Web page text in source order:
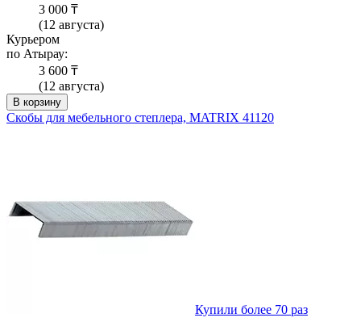
3 000 ₸
(12 августа)
Курьером
по Атырау:
3 600 ₸
(12 августа)
В корзину
Скобы для мебельного степлера, MATRIX 41120
Купили более 70 раз